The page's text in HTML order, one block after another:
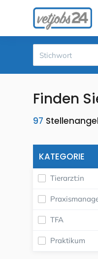
Finden
97
KATEGORIE
Tierarzt:in
TFA
Praktikum